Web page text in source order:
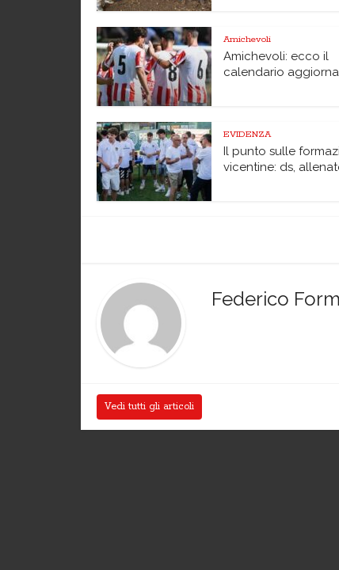
Amichevoli
Amichevoli: ecco il
calendario
EVIDENZA
Il punto sulle
vicentine: ds,
Federico
Vedi tutti gli articoli